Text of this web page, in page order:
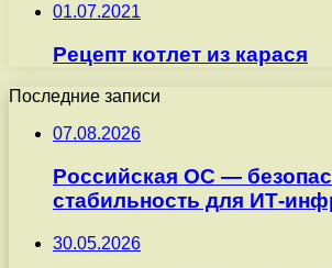
01.07.2021
Рецепт котлет из карася
Последние записи
07.08.2026
Российская ОС —
стабильность для ИТ-
30.05.2026